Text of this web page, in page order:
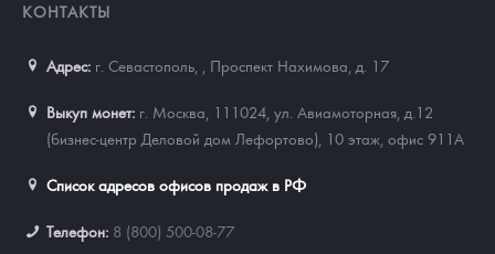
КОНТАКТЫ
Адрес: г. Севастополь, Проспект Нахимова, д. 17
Выкуп монет: г. Москва, 111024, ул. Авиамоторная, д.12
(бизнес-центр Деловой дом Лефортово), 10 этаж, офис 911А
Список адресов офисов продаж в РФ
Телефон: 8 (800) 500-08-77